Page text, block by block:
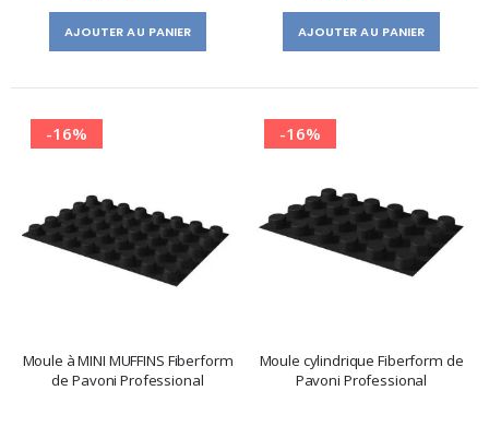
AJOUTER AU PANIER AJOUTER AU PANIER
-16%
Moule à MINI MUFFINS Fiberform
de Pavoni Professional
-16%
Moule cylindrique Fiberform de
Pavoni Professional